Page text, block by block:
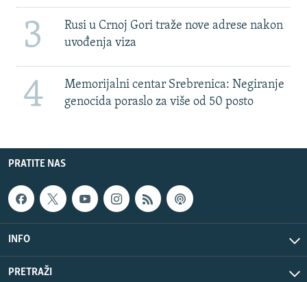
3
Rusi u Crnoj Gori traže nove adrese nakon
uvođenja viza
4
Memorijalni centar Srebrenica: Negiranje
genocida poraslo za više od 50 posto
PRATITE NAS
INFO
PRETRAŽI